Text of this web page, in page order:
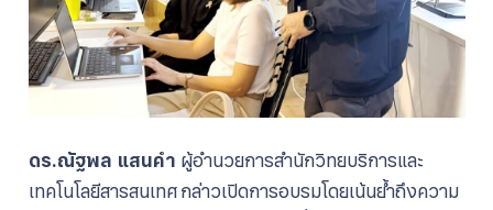
ดร.ณัฐพล แสนคำ ผู้อำนวยการสำนักวิทยบริการและ
เทคโนโลยีสารสนเทศ กล่าวเปิดการอบรมโดยเน้นย้ำถึงความ